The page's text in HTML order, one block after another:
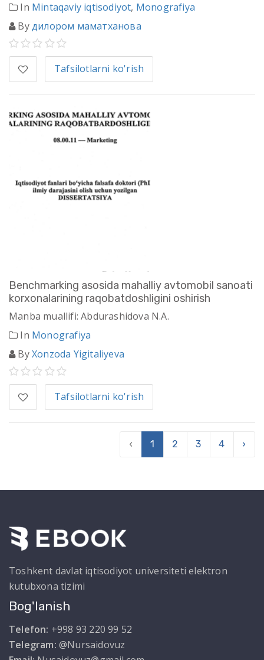
In Mintaqaviy iqtisodiyot, Monografiya
Byдилором маматханова
Tafsilotlarni ko'rish
Benchmarking asosida mahalliy avtomobil sanoati
korxonalarining raqobatdoshligini oshirish
Manba muallifi: Abdurashidova N.A.
In Monografiya
ByXonzoda Yigitaliyeva
Tafsilotlarni ko'rish
‹ 1 2 3 4 ›
Toshkent davlat iqtisodiyot universiteti elektron
kutubxona tizimi
Bog'lanish
Telefon: +998 93 220 99 52
Telegram: @Nursaidovuz